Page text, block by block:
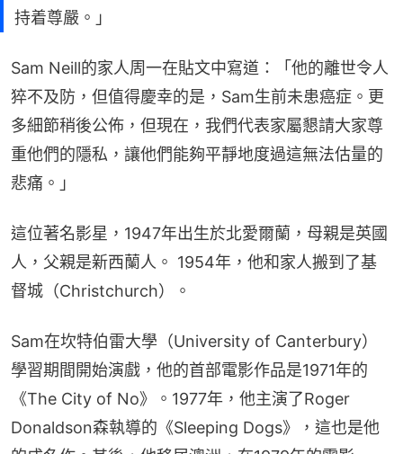
持着尊嚴。」
Sam Neill的家人周一在貼文中寫道：「他的離世令人
猝不及防，但值得慶幸的是，Sam生前未患癌症。更
多細節稍後公佈，但現在，我們代表家屬懇請大家尊
重他們的隱私，讓他們能夠平靜地度過這無法估量的
悲痛。」
這位著名影星，1947年出生於北愛爾蘭，母親是英國
人，父親是新西蘭人。 1954年，他和家人搬到了基
督城（Christchurch）。
Sam在坎特伯雷大學（University of Canterbury）
學習期間開始演戲，他的首部電影作品是1971年的
《The City of No》。1977年，他主演了Roger
Donaldson森執導的《Sleeping Dogs》，這也是他